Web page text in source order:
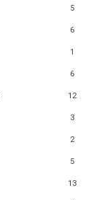
5
6
1
6
12
3
2
5
13